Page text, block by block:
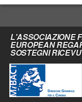
L'ASSOCIAZIONE
EUROPEAN
SOSTEGNI